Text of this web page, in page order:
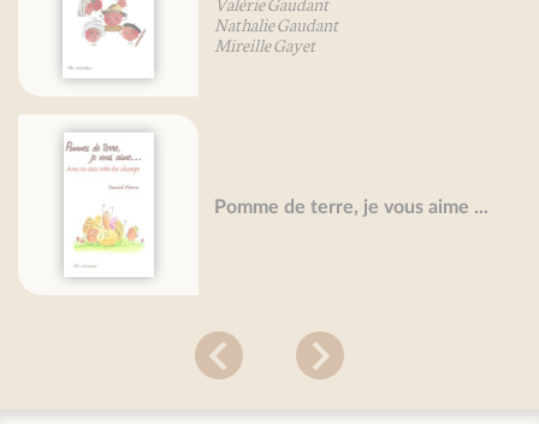
Nathalie Gaudant
Mireille Gayet
Pomme de terre, je vous aime ...